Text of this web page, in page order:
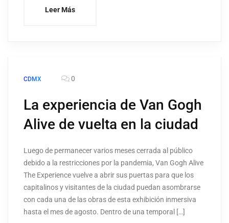
Leer Más
CDMX 0
La experiencia de Van Gogh
Alive de vuelta en la ciudad
Luego de permanecer varios meses cerrada al público
debido a la restricciones por la pandemia, Van Gogh Alive
The Experience vuelve a abrir sus puertas para que los
capitalinos y visitantes de la ciudad puedan asombrarse
con cada una de las obras de esta exhibición inmersiva
hasta el mes de agosto. Dentro de una temporal […]